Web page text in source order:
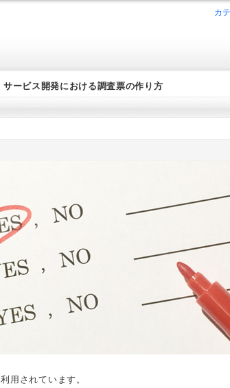
カ
サービス開発における調査票の作り方
用されています。